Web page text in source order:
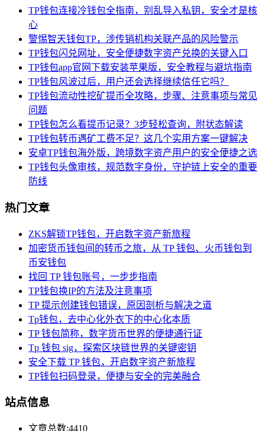
TP钱包连接冷钱包全指南，别乱导入私钥，安全才是核
心
警惕智天钱包TP，涉传销机构关联产品的风险警示
TP钱包闪兑网址，安全便捷数字资产兑换的关键入口
TP钱包app官网下载安装苹果版，安全教程与避坑指南
TP钱包风波过后，用户还会选择继续信任它吗？
TP钱包流动性挖矿提币全攻略，步骤、注意事项与常见
问题
TP钱包怎么看提币记录？3步轻松查询，附状态解读
TP钱包转币遇矿工费不足？这几个实用方案一键解决
安卓TP钱包海外版，跨境数字资产用户的安全便捷之选
TP钱包头像审核，规范数字身份，守护链上安全的重要
防线
热门文章
ZKS解锁TP钱包，开启数字资产新旅程
加密货币钱包间的转币之旅，从 TP 钱包、火币钱包到
币安钱包
找回 TP 钱包账号，一步步指南
TP钱包换IP的方法及注意事项
TP 提示创建钱包错误，原因剖析与解决之道
Tp钱包，去中心化外衣下的中心化本质
TP 钱包简称，数字货币世界的便捷通行证
Tp 钱包 sig，探索区块链世界的关键密钥
安全下载 TP 钱包，开启数字资产新旅程
TP钱包扫码登录，便捷与安全的完美融合
站点信息
文章总数:4410